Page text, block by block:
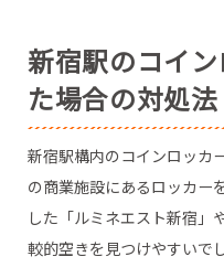
新宿駅のコイ
た場合の対処法
新宿駅構内のコインロッカ
の商業施設にあるロッカー
した「ルミネエスト新宿」
較的空きを見つけやすいでし